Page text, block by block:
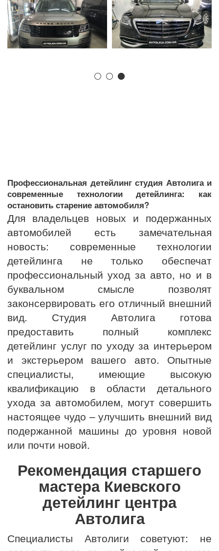
Профессиональная детейлинг студия Автолига и
современные технологии детейлинга: как
остановить старение автомобиля?
Для владельцев новых и подержанных
автомобилей есть замечательная
новость: современные технологии
детейлинга не только обеспечат
профессиональный уход за авто, но и в
буквальном смысле позволят
законсервировать его отличный внешний
вид. Студия Автолига готова
предоставить полный комплекс
детейлинг услуг по уходу за интерьером
и экстерьером вашего авто. Опытные
специалисты, имеющие высокую
квалификацию в области детального
ухода за автомобилем, могут совершить
настоящее чудо – улучшить внешний вид
подержанной машины до уровня новой
или почти новой.
Рекомендация старшего
мастера Киевского
детейлинг центра
Автолига
Специалисты Автолиги советуют: не